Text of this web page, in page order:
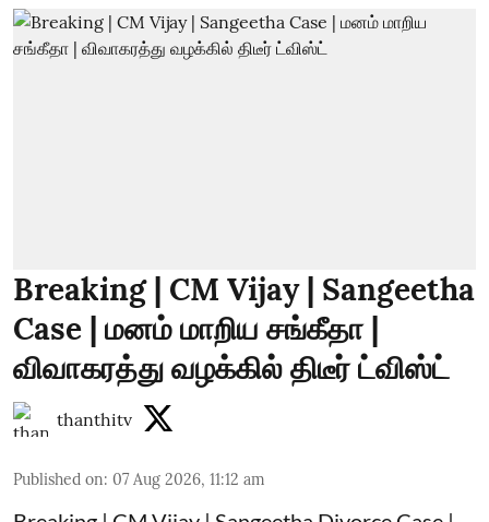
Breaking | CM Vijay | Sangeetha
Case | மனம் மாறிய சங்கீதா |
விவாகரத்து வழக்கில் திடீர் ட்விஸ்ட்
thanthitv
Published on: 07 Aug 2026, 11:12 am